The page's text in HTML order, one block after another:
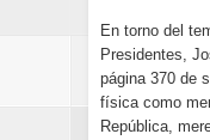
En torno del
Presidentes,
página 370 de
física como
República,